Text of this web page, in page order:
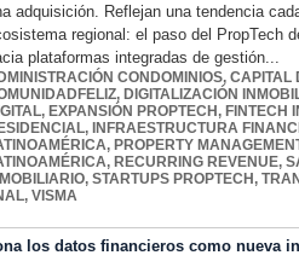
adquisición. Reflejan una tendencia
regional: el paso del PropTech
plataformas integradas de gestión...
CONDOMINIOS, CAPITAL
, DIGITALIZACIÓN
, EXPANSIÓN PROPTECH , FINTECH
, INFRAESTRUCTURA
, PROPERTY
, RECURRING REVENUE,
, STARTUPS PROPTECH ,
, VISMA
los datos financieros como nueva